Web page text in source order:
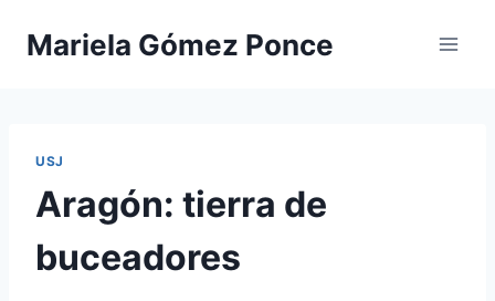
Mariela Gómez Ponce
USJ
Aragón: tierra de
buceadores